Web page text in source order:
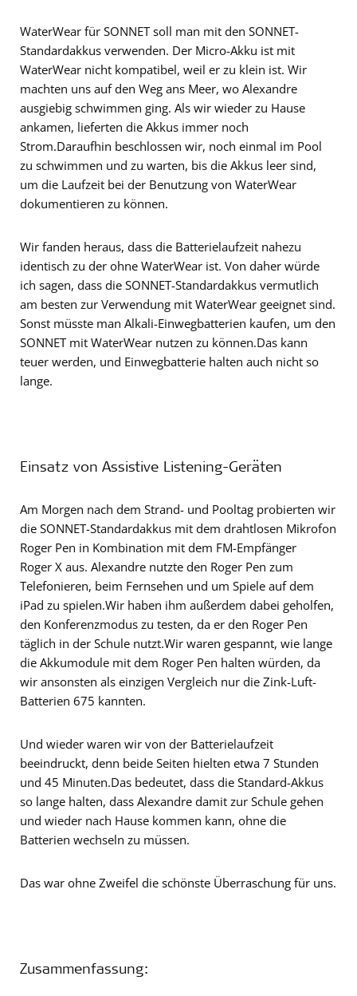
WaterWear für SONNET soll man mit den SONNET-
Standardakkus verwenden. Der Micro-Akku ist mit
WaterWear nicht kompatibel, weil er zu klein ist. Wir
machten uns auf den Weg ans Meer, wo Alexandre
ausgiebig schwimmen ging. Als wir wieder zu Hause
ankamen, lieferten die Akkus immer noch
Strom.Daraufhin beschlossen wir, noch einmal im Pool
zu schwimmen und zu warten, bis die Akkus leer sind,
um die Laufzeit bei der Benutzung von WaterWear
dokumentieren zu können.
Wir fanden heraus, dass die Batterielaufzeit nahezu
identisch zu der ohne WaterWear ist. Von daher würde
ich sagen, dass die SONNET-Standardakkus vermutlich
am besten zur Verwendung mit WaterWear geeignet sind.
Sonst müsste man Alkali-Einwegbatterien kaufen, um den
SONNET mit WaterWear nutzen zu können.Das kann
teuer werden, und Einwegbatterie halten auch nicht so
lange.
Einsatz von Assistive Listening-Geräten
Am Morgen nach dem Strand- und Pooltag probierten wir
die SONNET-Standardakkus mit dem drahtlosen Mikrofon
Roger Pen in Kombination mit dem FM-Empfänger
Roger X aus. Alexandre nutzte den Roger Pen zum
Telefonieren, beim Fernsehen und um Spiele auf dem
iPad zu spielen.Wir haben ihm außerdem dabei geholfen,
den Konferenzmodus zu testen, da er den Roger Pen
täglich in der Schule nutzt.Wir waren gespannt, wie lange
die Akkumodule mit dem Roger Pen halten würden, da
wir ansonsten als einzigen Vergleich nur die Zink-Luft-
Batterien 675 kannten.
Und wieder waren wir von der Batterielaufzeit
beeindruckt, denn beide Seiten hielten etwa 7 Stunden
und 45 Minuten.Das bedeutet, dass die Standard-Akkus
so lange halten, dass Alexandre damit zur Schule gehen
und wieder nach Hause kommen kann, ohne die
Batterien wechseln zu müssen.
Das war ohne Zweifel die schönste Überraschung für uns.
Zusammenfassung: